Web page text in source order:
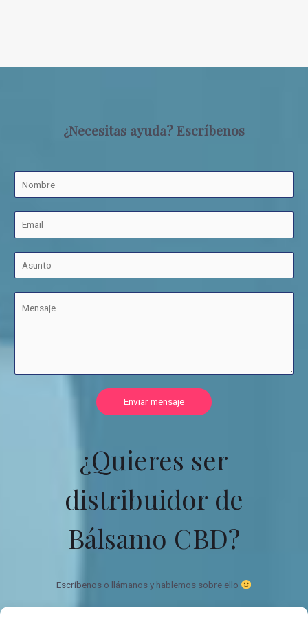
¿Necesitas ayuda? Escríbenos
Enviar mensaje
¿Quieres ser
distribuidor de
Bálsamo CBD?
Escríbenos o llámanos y hablemos sobre ello